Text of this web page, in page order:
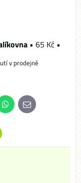
• 65 Kč •
v prodejně
WhatsApp
E-
mail